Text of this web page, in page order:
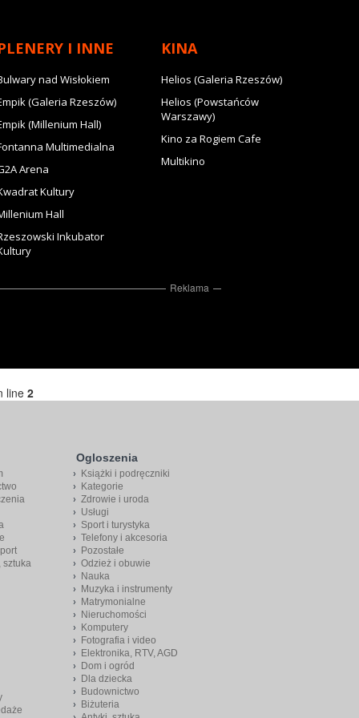
I INNE
nad Wisłokiem
(Galeria Rzeszów)
(Millenium Hall)
Multimedialna
Arena
Kultury
Hall
Inkubator
KINA
Helios (Galeria Rzeszów)
Helios (Powstańców
Warszawy)
Kino za Rogiem Cafe
Multikino
Reklama
line 2
sztuka
Ogloszenia
Książki i podręczniki
Kategorie
Zdrowie i uroda
Usługi
Sport i turystyka
Telefony i akcesoria
Pozostałe
Odzież i obuwie
Nauka
Muzyka i instrumenty
Matrymonialne
Nieruchomości
Komputery
Fotografia i video
Elektronika, RTV, AGD
Dom i ogród
Dla dziecka
Budownictwo
Biżuteria